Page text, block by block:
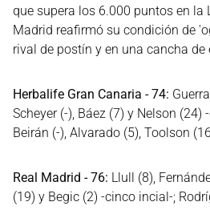
que supera los 6.000 puntos en la
Madrid reafirmó su condición de
rival de postín y en una cancha
Herbalife Gran Canaria - 74:
Scheyer (-), Báez (7) y Nelson
Beirán (-), Alvarado (5), Toolson
Real Madrid - 76: Llull (8),
(19) y Begic (2) -cinco incial-;